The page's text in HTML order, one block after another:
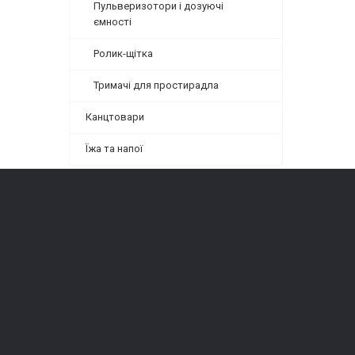
Пульверизотори і дозуючі
ємності
Ролик-щітка
Тримачі для простирадла
Канцтовари
Їжа та напої